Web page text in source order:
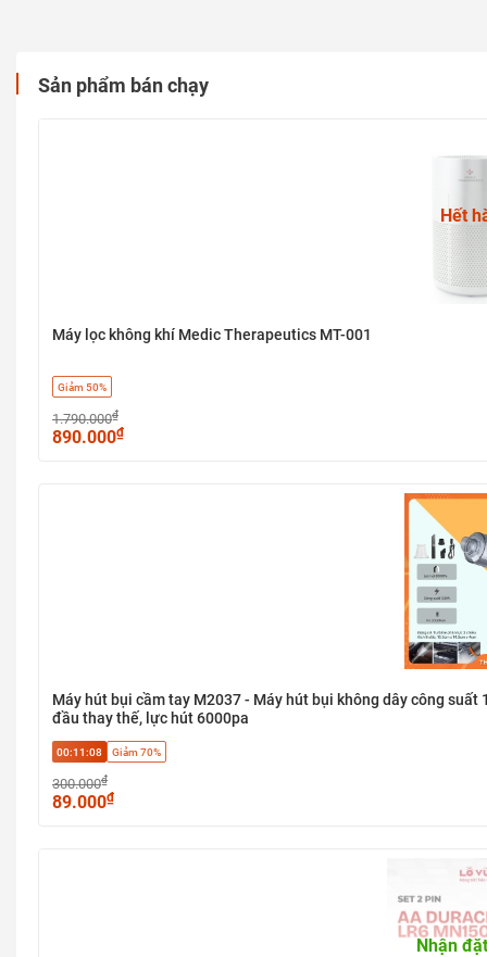
Sản phẩm bán chạy
Hết
Máy lọc không khí Medic Therapeutics MT-001
Giảm 50%
1.790.000₫
890.000₫
Máy hút bụi cầm tay M2037 - Máy hút bụi không dây công suất
đầu thay thế, lực hút 6000pa
00:11:07 Giảm 70%
300.000₫
89.000₫
Nhận